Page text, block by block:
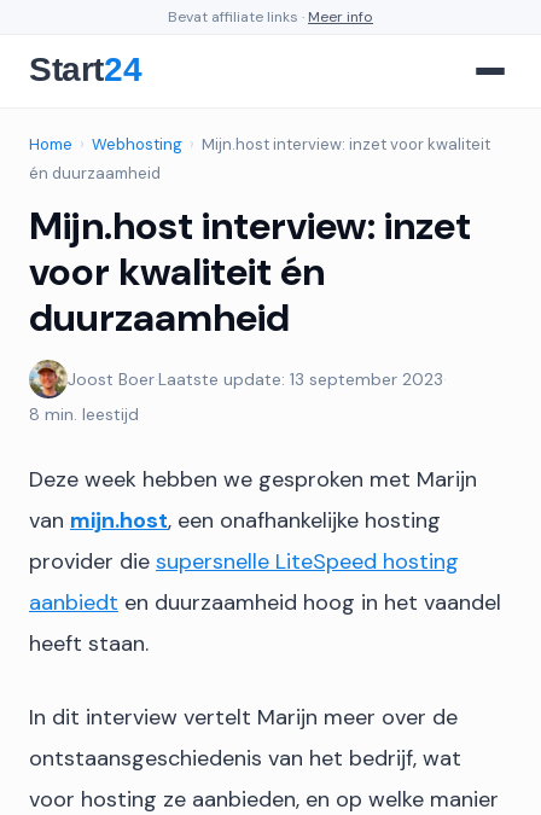
Bevat affiliate links · Meer info
Home › Webhosting › Mijn.host interview: inzet voor kwaliteit
én duurzaamheid
Mijn.host interview: inzet
voor kwaliteit én
duurzaamheid
Joost Boer·Laatste update: 13 september 2023·
8 min. leestijd
Deze week hebben we gesproken met Marijn
van mijn.host, een onafhankelijke hosting
provider die supersnelle LiteSpeed hosting
aanbiedt en duurzaamheid hoog in het vaandel
heeft staan.
In dit interview vertelt Marijn meer over de
ontstaansgeschiedenis van het bedrijf, wat
voor hosting ze aanbieden, en op welke manier